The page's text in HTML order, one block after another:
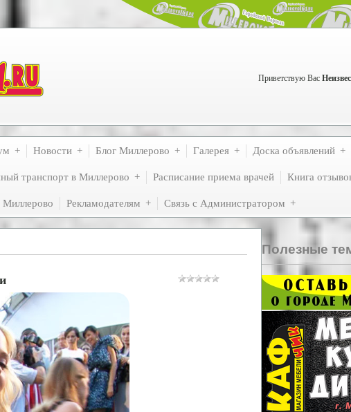
Приветствую Вас
Новости Блог Миллерово Галерея Доска объявлений
транспорт в Миллерово Расписание приема врачей Книга
Миллерово Рекламодателям Связь с Администратором
Полезные